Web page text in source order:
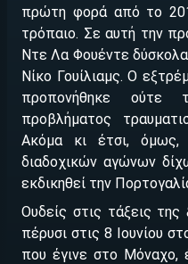
πρώτη φορά από το
τρόπαιο. Σε αυτή την
Ντε Λα Φουέντε
Νίκο Γουίλιαμς. Ο
προπονήθηκε
προβλήματος
Ακόμα κι έτσι,
διαδοχικών αγώνων
εκδικηθεί την
Ουδείς στις τάξεις
πέρυσι στις 8 Ιουνίου
που έγινε στο Μόναχο,